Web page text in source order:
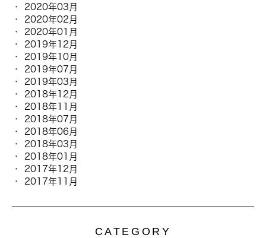
2020年03月
2020年02月
2020年01月
2019年12月
2019年10月
2019年07月
2019年03月
2018年12月
2018年11月
2018年07月
2018年06月
2018年03月
2018年01月
2017年12月
2017年11月
CATEGORY